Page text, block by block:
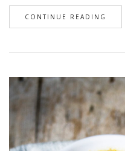
CONTINUE READING